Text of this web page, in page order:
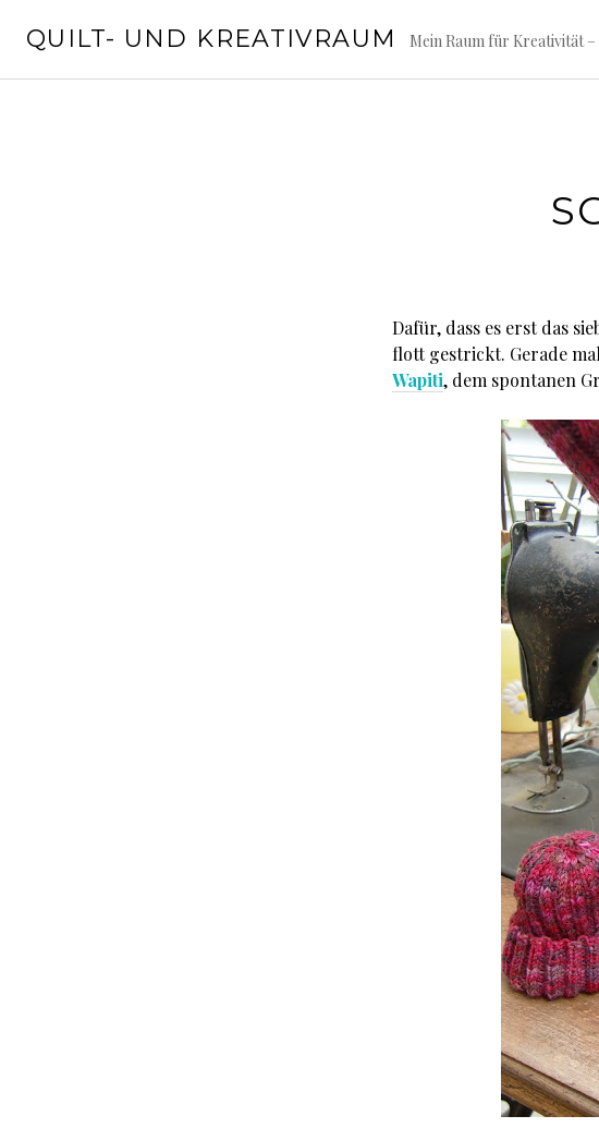
zumQUILT- UND KREATIVRAUM Mein Raum für Kreativität
Dafür, dass es erst das
flott gestrickt. Gerade
Wapiti, dem spontanen